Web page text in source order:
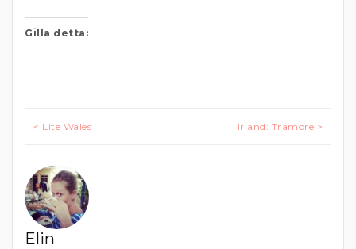
Gilla detta:
Inläggsnavigering
< Lite Wales Irland: Tramore >
Elin